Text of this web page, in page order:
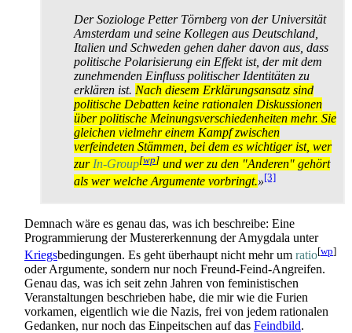
Der Soziologe Petter Törnberg von der Universität
Amsterdam und seine Kollegen aus Deutschland,
Italien und Schweden gehen daher davon aus, dass
politische Polarisierung ein Effekt ist, der mit dem
zunehmenden Einfluss politischer Identitäten zu
erklären ist. Nach diesem Erklärungs­ansatz sind
politische Debatten keine rationalen Diskussionen
über politische Meinungs­verschieden­heiten mehr. Sie
gleichen vielmehr einem Kampf zwischen
verfeindeten Stämmen, bei dem es wichtiger ist, wer
zur In-Group[wp] und wer zu den "Anderen" gehört
als wer welche Argumente vorbringt.»[3]
Demnach wäre es genau das, was ich beschreibe: Eine
Programmierung der Muster­erkennung der Amygdala unter
Kriegs­bedingungen. Es geht überhaupt nicht mehr um ratio[wp]
oder Argumente, sondern nur noch Freund-Feind-Angreifen.
Genau das, was ich seit zehn Jahren von feministischen
Veranstaltungen beschrieben habe, die mir wie die Furien
vorkamen, eigentlich wie die Nazis, frei von jedem rationalen
Gedanken, nur noch das Einpeitschen auf das Feindbild.